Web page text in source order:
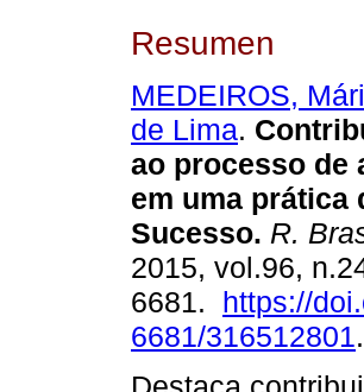
Resumen
MEDEIROS,
de Lima.
ao processo de
em uma prática
Sucesso. R.
2015, vol.96,
6681. https://
6681/316512801.